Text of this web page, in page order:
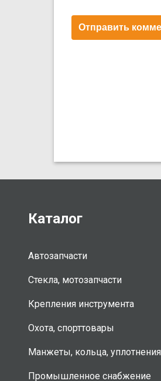
Каталог
Автозапчасти
Стекла, мотозапчасти
Крепления инструмента
Охота, спорттовары
Манжеты, кольца, уплотнения
Промышленное снабжение